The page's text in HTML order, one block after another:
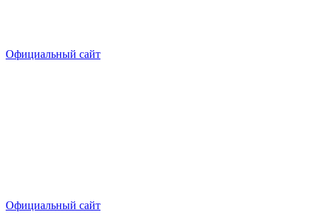
Официальный сайт
Официальный сайт